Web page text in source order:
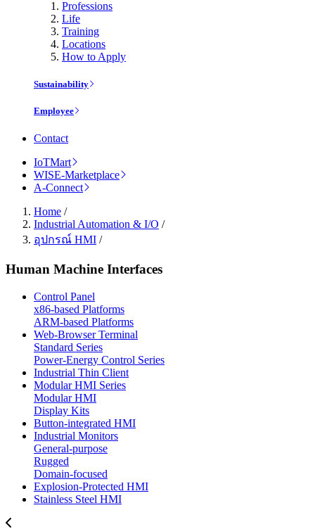
Professions
Life
Training
Locations
How to Apply
Sustainability
Employee
Contact
IoTMart
WISE-Marketplace
A-Connect
Home /
Industrial Automation & I/O /
อุปกรณ์ HMI /
Human Machine Interfaces
Control Panel
x86-based Platforms
ARM-based Platforms
Web-Browser Terminal
Standard Series
Power-Energy Control Series
Industrial Thin Client
Modular HMI Series
Modular HMI
Display Kits
Button-integrated HMI
Industrial Monitors
General-purpose
Rugged
Domain-focused
Explosion-Protected HMI
Stainless Steel HMI